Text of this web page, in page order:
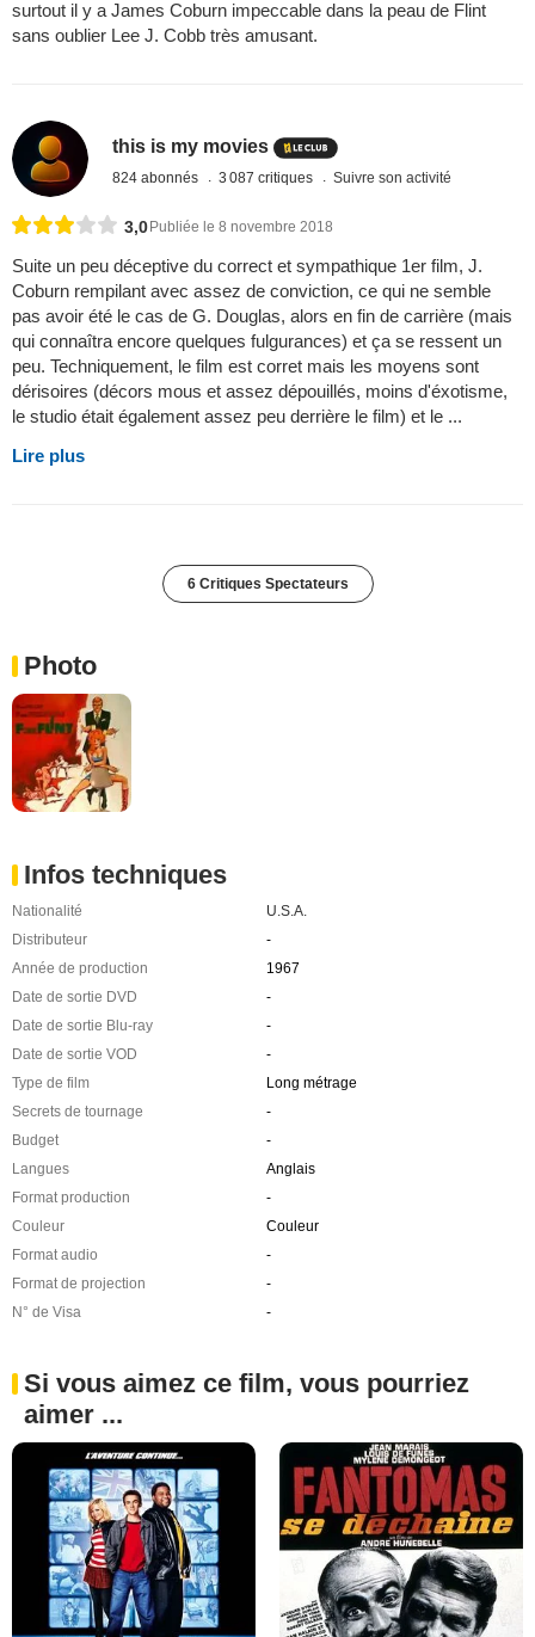
surtout il y a James Coburn impeccable dans la peau de Flint
sans oublier Lee J. Cobb très amusant.
this is my movies
824 abonnés 3 087 critiques Suivre son activité
3,0 Publiée le 8 novembre 2018
Suite un peu déceptive du correct et sympathique 1er film, J.
Coburn rempilant avec assez de conviction, ce qui ne semble
pas avoir été le cas de G. Douglas, alors en fin de carrière (mais
qui connaîtra encore quelques fulgurances) et ça se ressent un
peu. Techniquement, le film est corret mais les moyens sont
dérisoires (décors mous et assez dépouillés, moins d'éxotisme,
le studio était également assez peu derrière le film) et le ...
Lire plus
6 Critiques Spectateurs
Photo
Infos techniques
Nationalité
U.S.A.
Distributeur
-
Année de production
1967
Date de sortie DVD
-
Date de sortie Blu-ray
-
Date de sortie VOD
-
Type de film
Long métrage
Secrets de tournage
-
Budget
-
Langues
Anglais
Format production
-
Couleur
Couleur
Format audio
-
Format de projection
-
N° de Visa
-
Si vous aimez ce film, vous pourriez
aimer ...